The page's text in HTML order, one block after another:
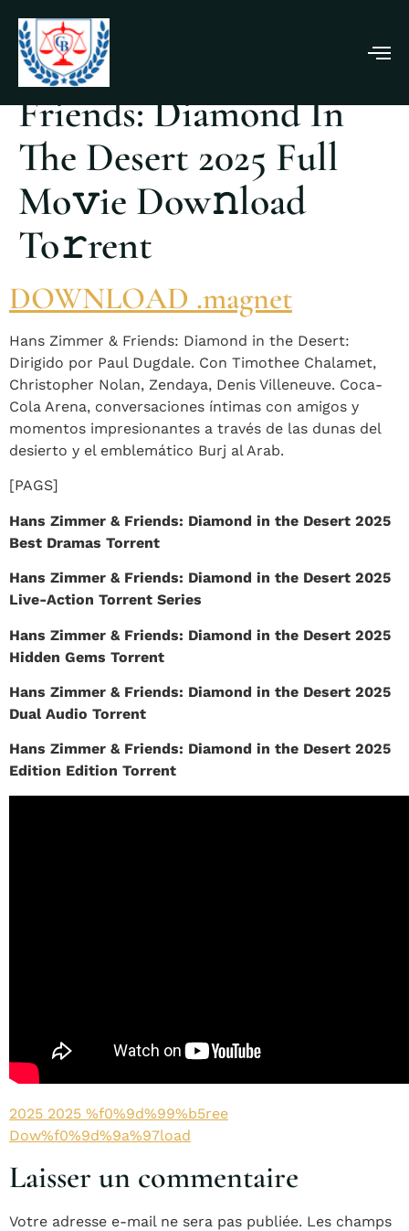
Hans Zimmer &
Friends: Diamond In
The Desert 2025 Full
Mo𝚟ie Dow𝚗load
To𝚛rent
DOWNLOAD .magnet
Hans Zimmer & Friends: Diamond in the Desert:
Dirigido por Paul Dugdale. Con Timothee Chalamet,
Christopher Nolan, Zendaya, Denis Villeneuve. Coca-
Cola Arena, conversaciones íntimas con amigos y
momentos impresionantes a través de las dunas del
desierto y el emblemático Burj al Arab.
[PAGS]
Hans Zimmer & Friends: Diamond in the Desert 2025
Best Dramas Torrent
Hans Zimmer & Friends: Diamond in the Desert 2025
Live-Action Torrent Series
Hans Zimmer & Friends: Diamond in the Desert 2025
Hidden Gems Torrent
Hans Zimmer & Friends: Diamond in the Desert 2025
Dual Audio Torrent
Hans Zimmer & Friends: Diamond in the Desert 2025
Edition Edition Torrent
2025 2025 %f0%9d%99%b5ree
Dow%f0%9d%9a%97load
Laisser un commentaire
Votre adresse e-mail ne sera pas publiée. Les champs